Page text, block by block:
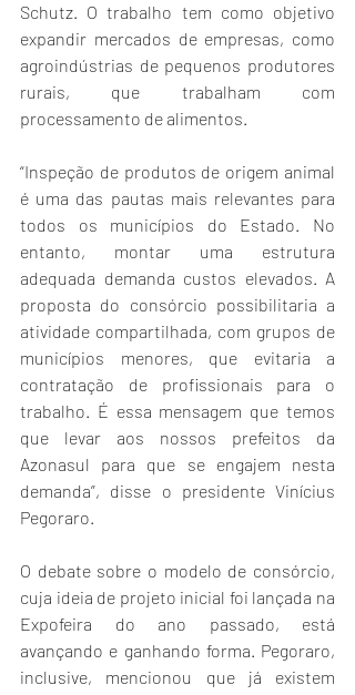
Schutz. O trabalho tem como objetivo
expandir mercados de empresas, como
agroindústrias de pequenos produtores
rurais, que trabalham com
processamento de alimentos.
“Inspeção de produtos de origem animal
é uma das pautas mais relevantes para
todos os municípios do Estado. No
entanto, montar uma estrutura
adequada demanda custos elevados. A
proposta do consórcio possibilitaria a
atividade compartilhada, com grupos de
municípios menores, que evitaria a
contratação de profissionais para o
trabalho. É essa mensagem que temos
que levar aos nossos prefeitos da
Azonasul para que se engajem nesta
demanda”, disse o presidente Vinícius
Pegoraro.
O debate sobre o modelo de consórcio,
cuja ideia de projeto inicial foi lançada na
Expofeira do ano passado, está
avançando e ganhando forma. Pegoraro,
inclusive, mencionou que já existem